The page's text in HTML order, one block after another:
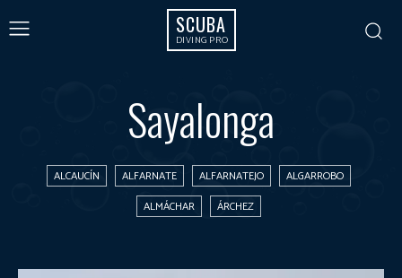
SCUBA
DIVING PRO
Sayalonga
ALCAUCÍN ALFARNATE ALFARNATEJO
ALGARROBO
ALMÁCHAR
ÁRCHEZ